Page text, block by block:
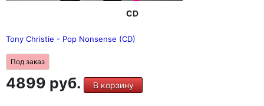
CD
Tony Christie - Pop Nonsense (CD)
Под заказ
4899 руб. В корзину